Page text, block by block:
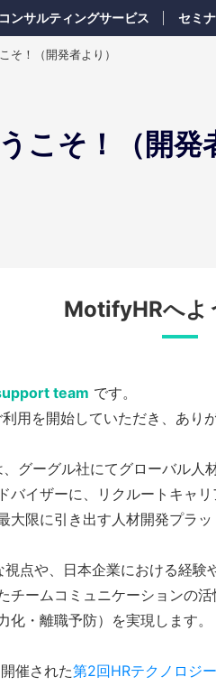
コンサルティングサービス セミ
そ！（開発者より）
こそ！（開発
MotifyHRへよ
team です。
用を開始していただき、あり
グーグル社にてグローバル人
バイザーに、リクルートキャ
大限に引き出す人材開発プラッ
点や、日本企業における経
チームコミュニケーションの
化・離職予防）を実現します。
催された第2回HRテクノロジ